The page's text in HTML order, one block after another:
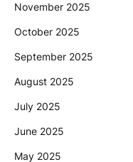
November 2025
October 2025
September 2025
August 2025
July 2025
June 2025
May 2025